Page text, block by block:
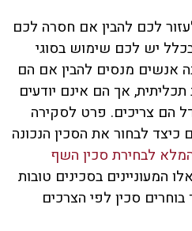
לכם להבין אם חסרה לכם
יש לכם שימוש בסוגי
אנשים מנסים להבין אם הם
אך הם אינם יודעים
הם צריכים. פרט לסקירה
לבחור את הסכין הנכונה
לבחירת סכין השף
המעוניינים בסכינים טובות
סכין לפי הצרכים